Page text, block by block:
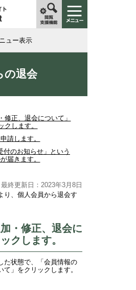
ュー表示
の退会
修正、退会について」
クします。
請します。
付のお知らせ」という
届きます。
最終更新日：2023年3月8日
り、個人会員から退会す
・修正、退会に
クします。
た状態で、「会員情報の
」をクリックします。